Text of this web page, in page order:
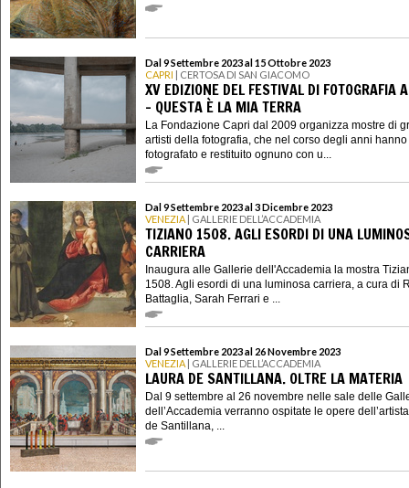
Dal 9 Settembre 2023 al 15 Ottobre 2023
CAPRI | CERTOSA DI SAN GIACOMO
XV EDIZIONE DEL FESTIVAL DI FOTOGRAFIA
- QUESTA È LA MIA TERRA
La Fondazione Capri dal 2009 organizza mostre di
artisti della fotografia, che nel corso degli anni hanno
fotografato e restituito ognuno con u...
Dal 9 Settembre 2023 al 3 Dicembre 2023
VENEZIA | GALLERIE DELL’ACCADEMIA
TIZIANO 1508. AGLI ESORDI DI UNA
CARRIERA
Inaugura alle Gallerie dell'Accademia la mostra
1508. Agli esordi di una luminosa carriera, a cura di
Battaglia, Sarah Ferrari e ...
Dal 9 Settembre 2023 al 26 Novembre 2023
VENEZIA | GALLERIE DELL’ACCADEMIA
LAURA DE SANTILLANA. OLTRE LA MATERIA
Dal 9 settembre al 26 novembre nelle sale delle
dell’Accademia verranno ospitate le opere
de Santillana, ...